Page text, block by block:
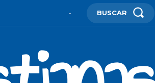
- BUSCAR